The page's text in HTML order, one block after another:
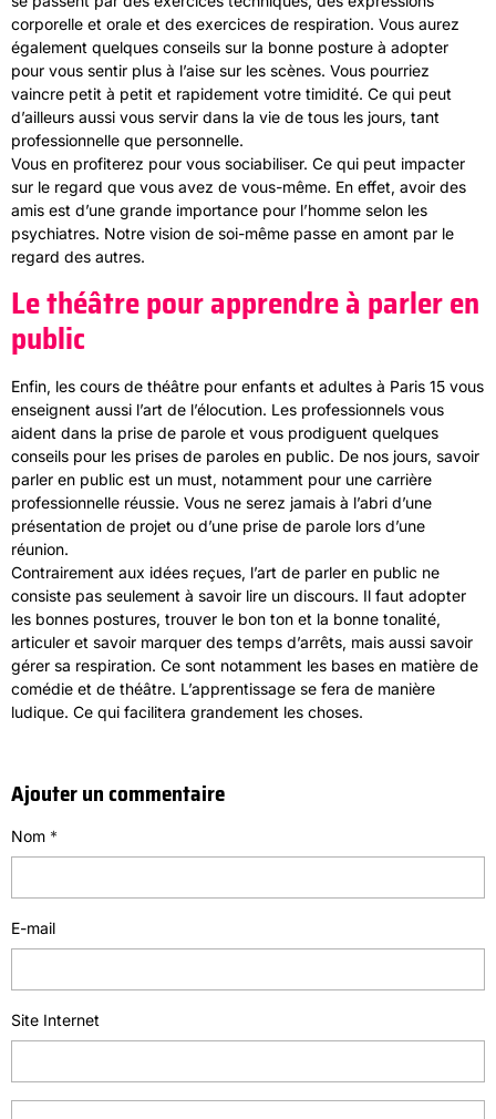
corporelle et orale et des exercices de respiration. Vous aurez
également quelques conseils sur la bonne posture à adopter
pour vous sentir plus à l’aise sur les scènes. Vous pourriez
vaincre petit à petit et rapidement votre timidité. Ce qui peut
d’ailleurs aussi vous servir dans la vie de tous les jours, tant
professionnelle que personnelle.
Vous en profiterez pour vous sociabiliser. Ce qui peut impacter
sur le regard que vous avez de vous-même. En effet, avoir des
amis est d’une grande importance pour l’homme selon les
psychiatres. Notre vision de soi-même passe en amont par le
regard des autres.
Le théâtre pour apprendre à parler en
public
Enfin, les cours de théâtre pour enfants et adultes à Paris 15 vous
enseignent aussi l’art de l’élocution. Les professionnels vous
aident dans la prise de parole et vous prodiguent quelques
conseils pour les prises de paroles en public. De nos jours, savoir
parler en public est un must, notamment pour une carrière
professionnelle réussie. Vous ne serez jamais à l’abri d’une
présentation de projet ou d’une prise de parole lors d’une
réunion.
Contrairement aux idées reçues, l’art de parler en public ne
consiste pas seulement à savoir lire un discours. Il faut adopter
les bonnes postures, trouver le bon ton et la bonne tonalité,
articuler et savoir marquer des temps d’arrêts, mais aussi savoir
gérer sa respiration. Ce sont notamment les bases en matière de
comédie et de théâtre. L’apprentissage se fera de manière
ludique. Ce qui facilitera grandement les choses.
Ajouter un commentaire
Nom
E-mail
Site Internet